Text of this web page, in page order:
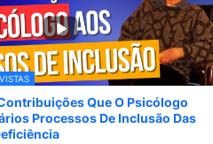
Que O Psicólogo
Processos De Inclusão Das